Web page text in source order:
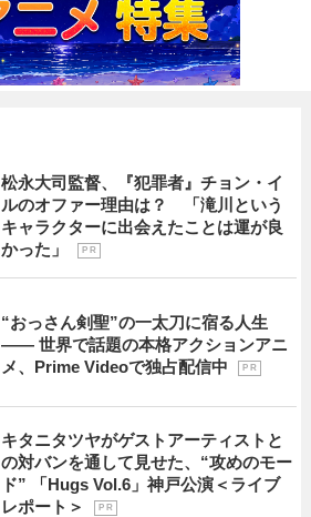
松永大司監督、『犯罪者』チョン・イ
ルのオファー理由は？ 「滝川という
キャラクターに出会えたことは運が良
かった」
P R
“おっさん剣聖”の一太刀に宿る人生
―― 世界で話題の本格アクションアニ
メ、Prime Videoで独占配信中
P R
キタニタツヤがゲストアーティストと
の対バンを通して見せた、“攻めのモー
ド” 「Hugs Vol.6」神戸公演＜ライブ
レポート＞
P R